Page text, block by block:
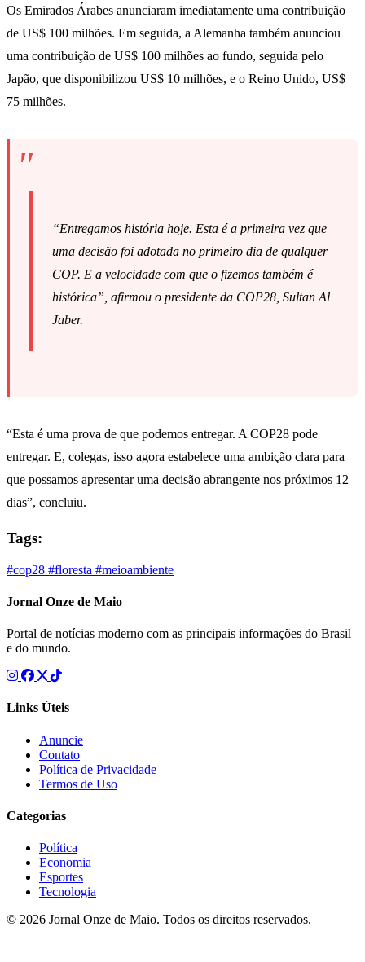
Os Emirados Árabes anunciaram imediatamente uma contribuição
de US$ 100 milhões. Em seguida, a Alemanha também anunciou
uma contribuição de US$ 100 milhões ao fundo, seguida pelo
Japão, que disponibilizou US$ 10 milhões, e o Reino Unido, US$
75 milhões.
“Entregamos história hoje. Esta é a primeira vez que
uma decisão foi adotada no primeiro dia de qualquer
COP. E a velocidade com que o fizemos também é
histórica”, afirmou o presidente da COP28, Sultan Al
Jaber.
“Esta é uma prova de que podemos entregar. A COP28 pode
entregar. E, colegas, isso agora estabelece uma ambição clara para
que possamos apresentar uma decisão abrangente nos próximos 12
dias”, concluiu.
Tags:
#cop28 #floresta #meioambiente
Jornal Onze de Maio
Portal de notícias moderno com as principais informações do Brasil
e do mundo.
Links Úteis
Anuncie
Contato
Política de Privacidade
Termos de Uso
Categorias
Política
Economia
Esportes
Tecnologia
© 2026 Jornal Onze de Maio. Todos os direitos reservados.